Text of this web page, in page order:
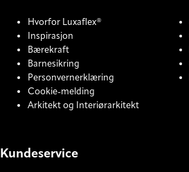
Hvorfor Luxaflex®
Inspirasjon
Bærekraft
Barnesikring
Personvernerklæring
Cookie-melding
Arkitekt og Interiørarkitekt
Kundeservice